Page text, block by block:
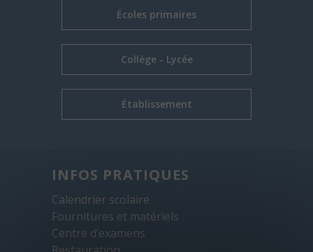
Écoles primaires
Collège - Lycée
Établissement
INFOS PRATIQUES
Calendrier scolaire
Fournitures et matériels
Centre d’examens